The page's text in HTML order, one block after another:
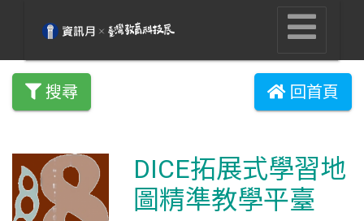
搜尋 回首頁
DICE拓展式學習地
圖精準教學平臺